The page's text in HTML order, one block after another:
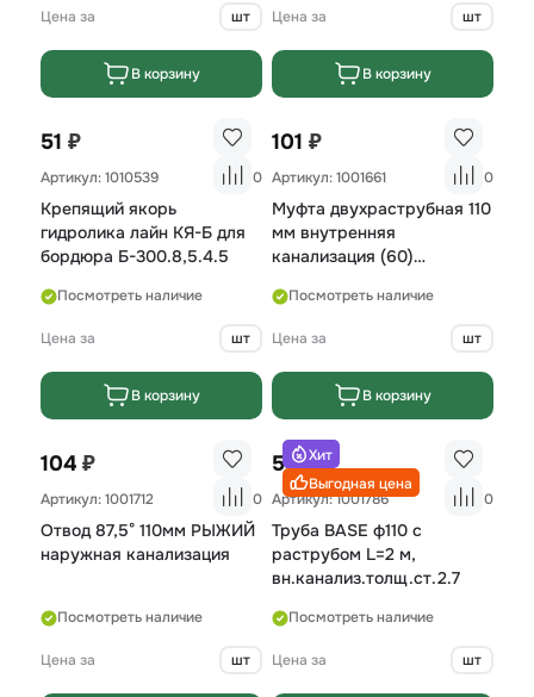
Цена за шт
В корзину
Цена за шт
В корзину
51 ₽
Артикул: 1010539 0
Крепящий якорь
гидролика лайн КЯ-Б для
бордюра Б-300.8,5.4.5
Посмотреть наличие
Цена за шт
В корзину
101 ₽
Артикул: 1001661 0
Муфта двухраструбная 110
мм внутренняя
канализация (60)
перегородки)
Посмотреть наличие
Цена за шт
В корзину
104 ₽
Артикул: 1001712 0
Отвод 87,5° 110мм РЫЖИЙ
наружная канализация
Посмотреть наличие
Цена за шт
Хит
Выгодная цена
546₽
Артикул: 1001786 0
Труба BASE ф110 с
раструбом L=2 м,
вн.канализ.толщ.ст.2.7
Посмотреть наличие
Цена за шт